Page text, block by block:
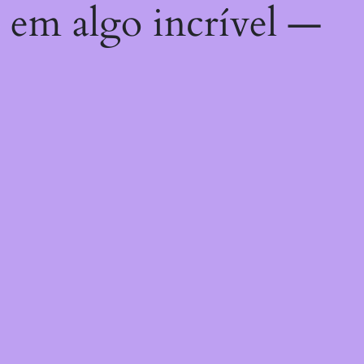
em algo incrível —